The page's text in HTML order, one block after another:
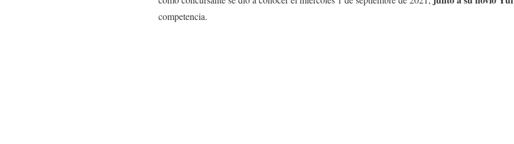
competencia.